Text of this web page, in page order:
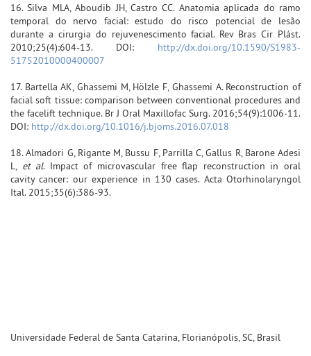
16. Silva MLA, Aboudib JH, Castro CC. Anatomia aplicada do ramo
temporal do nervo facial: estudo do risco potencial de lesão
durante a cirurgia do rejuvenescimento facial. Rev Bras Cir Plást.
2010;25(4):604-13. DOI: http://dx.doi.org/10.1590/S1983-
51752010000400007
17. Bartella AK, Ghassemi M, Hölzle F, Ghassemi A. Reconstruction of
facial soft tissue: comparison between conventional procedures and
the facelift technique. Br J Oral Maxillofac Surg. 2016;54(9):1006-11.
DOI: http://dx.doi.org/10.1016/j.bjoms.2016.07.018
18. Almadori G, Rigante M, Bussu F, Parrilla C, Gallus R, Barone Adesi
L, et al. Impact of microvascular free flap reconstruction in oral
cavity cancer: our experience in 130 cases. Acta Otorhinolaryngol
Ital. 2015;35(6):386-93.
Universidade Federal de Santa Catarina, Florianópolis, SC, Brasil